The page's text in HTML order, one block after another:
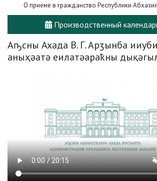
О приеме в гражданство Республики Абхазия
Производственный
Аҧсны Ахада В. Г. Арӡынба
аныҳәатә еилатәараҟны